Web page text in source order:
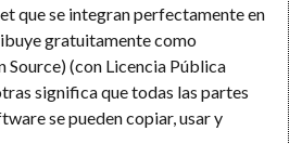
que se integran perfectamente en
gratuitamente como
(con Licencia Pública
significa que todas las partes
se pueden copiar, usar y